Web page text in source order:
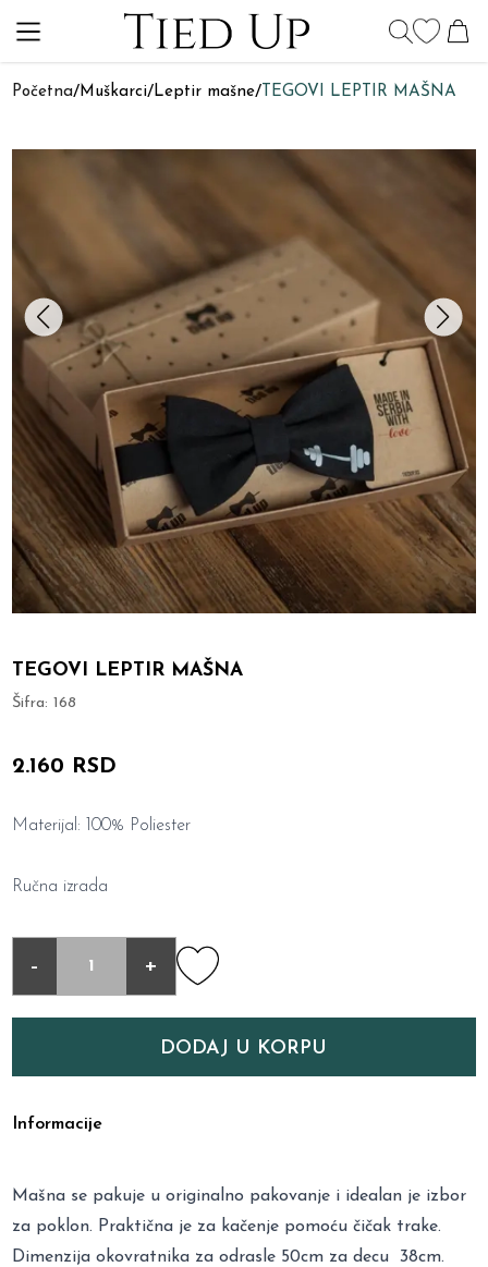
Početna/Muškarci/Leptir mašne/ TEGOVI LEPTIR MAŠNA
TEGOVI LEPTIR MAŠNA
Šifra:168
2.160 RSD
Materijal: 100% Poliester
Ručna izrada
- +
DODAJ U KORPU
Informacije
Mašna se pakuje u originalno pakovanje i idealan je izbor
za poklon. Praktična je za kačenje pomoću čičak trake.
Dimenzija okovratnika za odrasle 50cm za decu 38cm.